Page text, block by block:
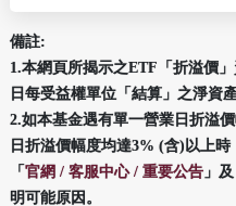
備註:
1.本網頁所揭示之ETF「折溢價
日每受益權單位「結算」之淨資
2.如本基金遇有單一營業日折溢
日折溢價幅度均達3% (含)以上
「 官網 / 客服中心 / 重要公告」及
明可能原因。